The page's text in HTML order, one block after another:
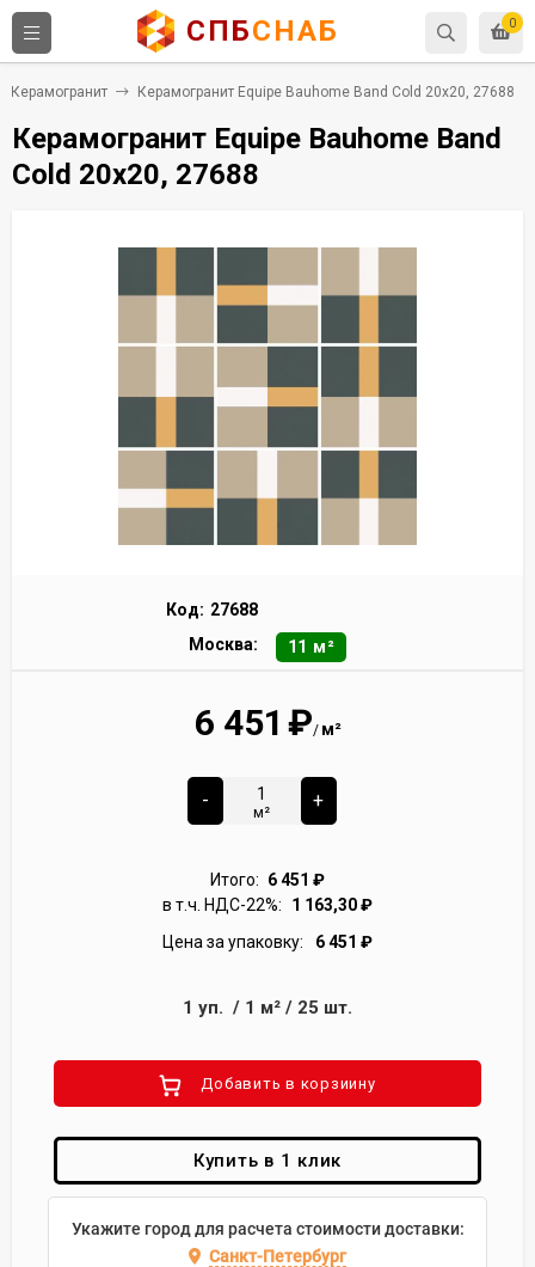
0
СПБСНАБ
Керамогранит Керамогранит Equipe Bauhome Band Cold 20x20, 27688
Керамогранит Equipe Bauhome Band
Cold 20x20, 27688
Код: 27688
Москва:
11 м²
6 451 ₽/ м²
-
м²
+
Итого: 6 451 ₽
в т.ч. НДС-22%:
1 163,30₽
Цена за упаковку:
6 451 ₽
1 уп. / 1 м² / 25 шт.
Добавить в корзиину
Купить в 1 клик
Укажите город для расчета стоимости доставки:
Санкт-Петербург